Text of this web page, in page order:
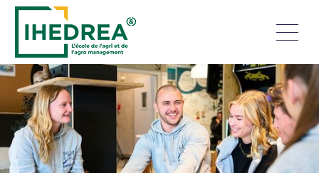
Découvrez les événements de nos écoles tout au long de
l’année : Journées Portes Ouvertes, immersions, job dating,
webinaires, conférences ou rendez-vous personnalisés.
Choisissez le format qui vous correspond et accédez
rapidement aux prochaines dates pour avancer dans votre
projet d’orientation, de formation ou d’alternance.